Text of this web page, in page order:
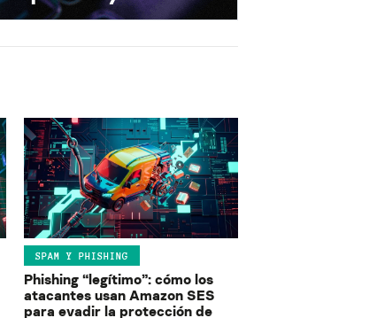
SPAM Y PHISHING
Phishing “legítimo”: cómo los
atacantes usan Amazon SES
para evadir la protección de